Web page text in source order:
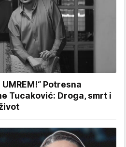
UMREM!“ Potresna
Tucaković: Droga, smrt i